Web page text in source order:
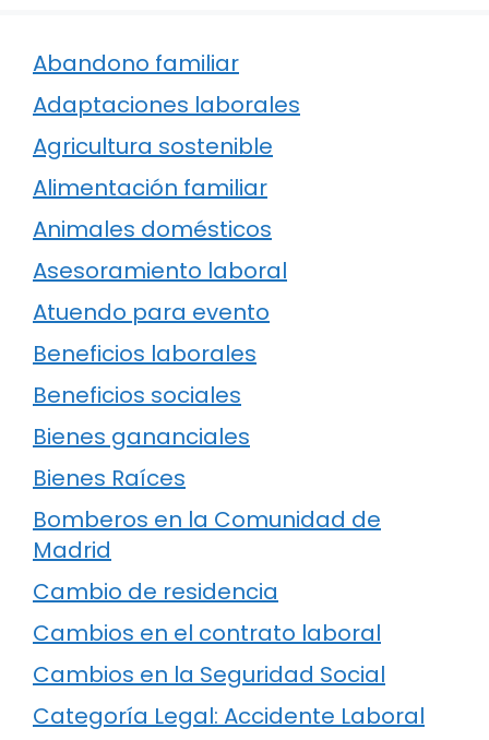
Abandono familiar
Adaptaciones laborales
Agricultura sostenible
Alimentación familiar
Animales domésticos
Asesoramiento laboral
Atuendo para evento
Beneficios laborales
Beneficios sociales
Bienes gananciales
Bienes Raíces
Bomberos en la Comunidad de
Madrid
Cambio de residencia
Cambios en el contrato laboral
Cambios en la Seguridad Social
Categoría Legal: Accidente Laboral